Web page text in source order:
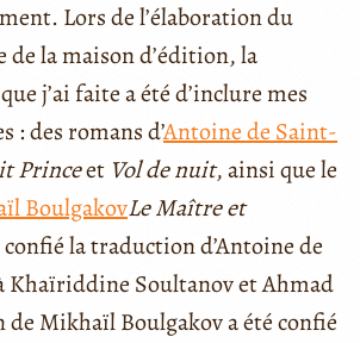
Lors de l’élaboration du
la maison d’édition, la
j’ai faite a été d’inclure mes
: des romans d’Antoine de Saint-
Princeet Vol de nuit, ainsi que le
BoulgakovLe Maître et
confié la traduction d’Antoine de
Khaïriddine Soultanov et Ahmad
de Mikhaïl Boulgakov a été confié